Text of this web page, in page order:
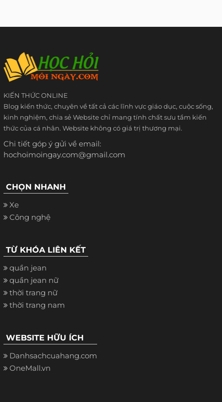
KIẾN THỨC ONLINE
Blog kiến thức, chuyên về tất cả các lĩnh vực giáo dục, cuộc sống,
kinh nghiệm, chia sẻ Website chỉ mang tính chất sưu tầm kiến
thức của cá nhân. Website không có giá trị thương mại.
Chi tiết góp ý gửi về email:
hochoimoingay.com@gmail.com
CHỌN NHANH
Xe
Công nghệ
TỪ KHÓA LIÊN KẾT
quần jean
quần jean nữ
thời trang nữ
thời trang nam
WEBSITE HỮU ÍCH
Danhsachcuahang.com
OneMall.vn